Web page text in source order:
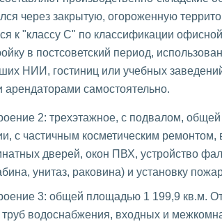
через закрытую, огороженную
к "классу С" по классификации
в постсоветский период,
НИИ, гостиниц или учебных
самостоятельно.
2: трехэтажное, с подвалом,
с частичным косметическим
дверей, окон ПВХ, устройство
унитаз, раковина) и установку
3: общей площадью 1 199,9 кв.м.
водоснабжения, входных и